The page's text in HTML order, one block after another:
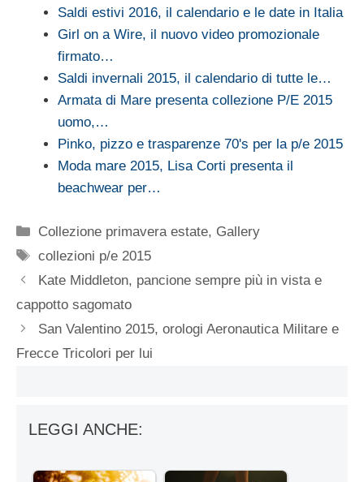
Saldi estivi 2016, il calendario e le date in Italia
Girl on a Wire, il nuovo video promozionale
firmato…
Saldi invernali 2015, il calendario di tutte le…
Armata di Mare presenta collezione P/E 2015
uomo,…
Pinko, pizzo e trasparenze 70's per la p/e 2015
Moda mare 2015, Lisa Corti presenta il
beachwear per…
Categorie
Collezione primavera estate, Gallery
Tag
collezioni p/e 2015
Kate Middleton, pancione sempre più in vista e
cappotto sagomato
San Valentino 2015, orologi Aeronautica Militare e
Frecce Tricolori per lui
LEGGI ANCHE: